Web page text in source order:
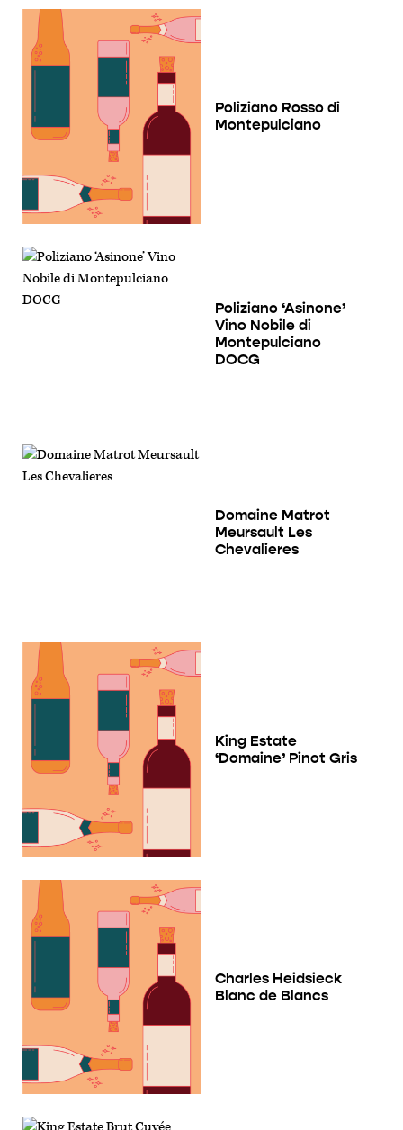
Poliziano Rosso di
Montepulciano
Poliziano ‘Asinone’
Vino Nobile di
Montepulciano
DOCG
Domaine Matrot
Meursault Les
Chevalieres
King Estate
‘Domaine’ Pinot Gris
Charles Heidsieck
Blanc de Blancs